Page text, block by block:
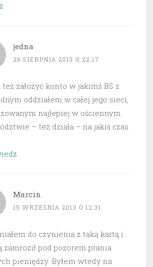
jedna
26 SIERPNIA 2013 O 22:17
też założyć konto w jakimś BS z
oddziałem w całej jego sieci,
najlepiej w ościennym
– też działa – na jakiś czas.
Marcin
15 WRZEŚNIA 2013 O 12:31
do czynienia z taką kartą i
zamroził pod pozorem prania
pieniędzy. Byłem wtedy na